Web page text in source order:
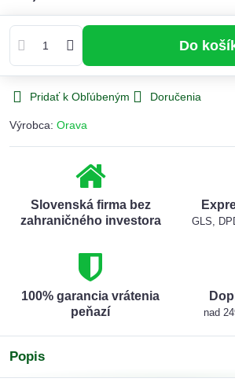
Do
Pridať k Obľúbeným Doručenia
Výrobca: Orava
Slovenská firma bez
zahraničného investora
GLS,
100% garancia vrátenia
peňazí
nad
Popis